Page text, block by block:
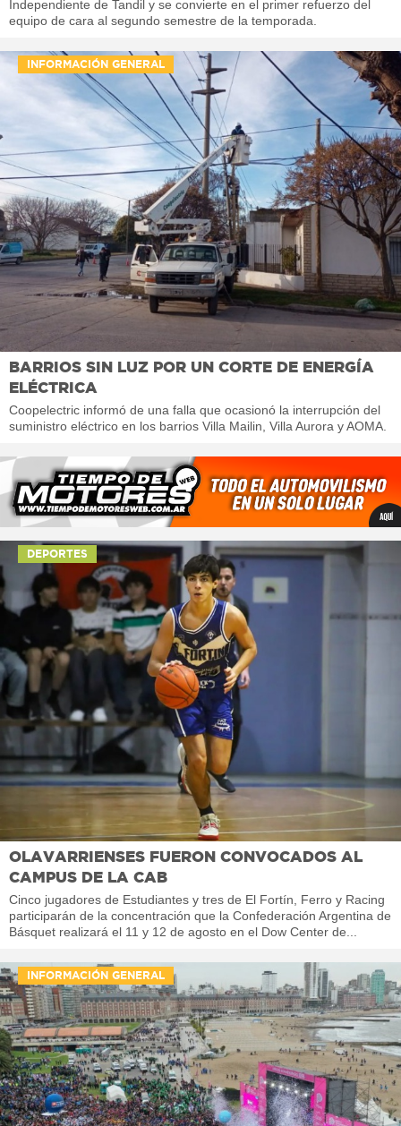
Independiente de Tandil y se convierte en el primer refuerzo del
equipo de cara al segundo semestre de la temporada.
INFORMACIÓN GENERAL
BARRIOS SIN LUZ POR UN CORTE DE ENERGÍA
ELÉCTRICA
Coopelectric informó de una falla que ocasionó la interrupción del
suministro eléctrico en los barrios Villa Mailin, Villa Aurora y AOMA.
DEPORTES
OLAVARRIENSES FUERON CONVOCADOS AL
CAMPUS DE LA CAB
Cinco jugadores de Estudiantes y tres de El Fortín, Ferro y Racing
participarán de la concentración que la Confederación Argentina de
Básquet realizará el 11 y 12 de agosto en el Dow Center de...
INFORMACIÓN GENERAL